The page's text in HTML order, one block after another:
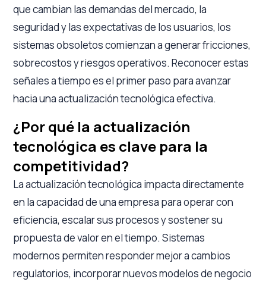
que cambian las demandas del mercado, la
seguridad y las expectativas de los usuarios, los
sistemas obsoletos comienzan a generar fricciones,
sobrecostos y riesgos operativos. Reconocer estas
señales a tiempo es el primer paso para avanzar
hacia una actualización tecnológica efectiva.
¿Por qué la actualización
tecnológica es clave para la
competitividad?
La actualización tecnológica impacta directamente
en la capacidad de una empresa para operar con
eficiencia, escalar sus procesos y sostener su
propuesta de valor en el tiempo. Sistemas
modernos permiten responder mejor a cambios
regulatorios, incorporar nuevos modelos de negocio